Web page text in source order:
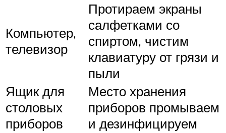
Компьютер,
телевизор
Протираем экраны
салфетками со
спиртом, чистим
клавиатуру от грязи и
пыли
Ящик для
столовых
приборов
Место хранения
приборов промываем
и дезинфицируем